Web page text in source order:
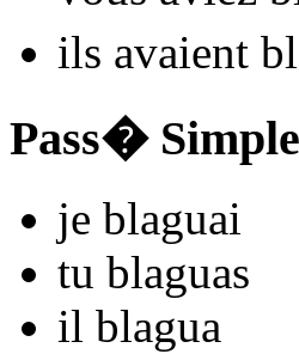
ils avaient
Pass� Simple
je blaguai
tu blaguas
il blagua